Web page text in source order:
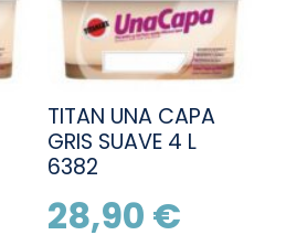
TITAN UNA CAPA
GRIS SUAVE 4 L
6382
28,90 €